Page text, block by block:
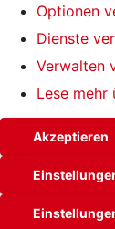
Optionen
Dienste
Verwalten
Lese mehr
Akzeptieren